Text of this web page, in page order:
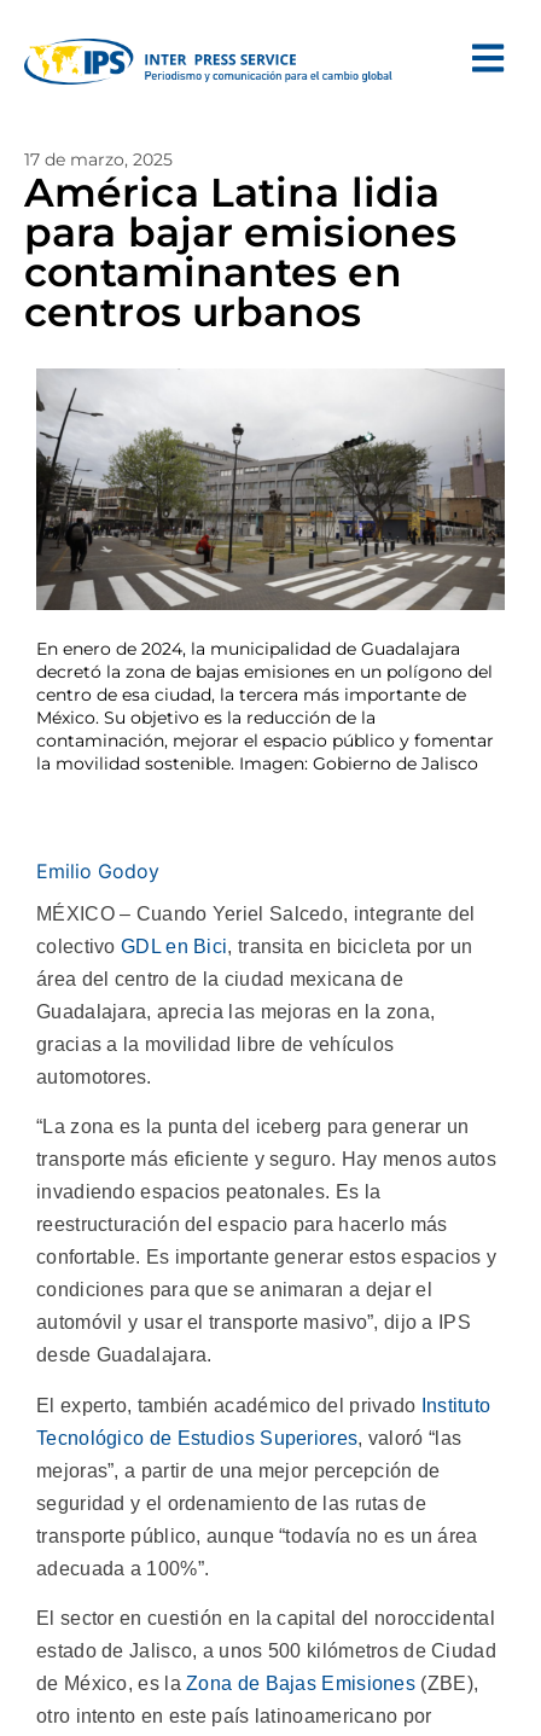
17 de marzo, 2025
América Latina lidia
para bajar emisiones
contaminantes en
centros urbanos
En enero de 2024, la municipalidad de Guadalajara
decretó la zona de bajas emisiones en un polígono del
centro de esa ciudad, la tercera más importante de
México. Su objetivo es la reducción de la
contaminación, mejorar el espacio público y fomentar
la movilidad sostenible. Imagen: Gobierno de Jalisco
Emilio Godoy
MÉXICO – Cuando Yeriel Salcedo, integrante del
colectivo GDL en Bici, transita en bicicleta por un
área del centro de la ciudad mexicana de
Guadalajara, aprecia las mejoras en la zona,
gracias a la movilidad libre de vehículos
automotores.
“La zona es la punta del iceberg para generar un
transporte más eficiente y seguro. Hay menos autos
invadiendo espacios peatonales. Es la
reestructuración del espacio para hacerlo más
confortable. Es importante generar estos espacios y
condiciones para que se animaran a dejar el
automóvil y usar el transporte masivo”, dijo a IPS
desde Guadalajara.
El experto, también académico del privado Instituto
Tecnológico de Estudios Superiores, valoró “las
mejoras”, a partir de una mejor percepción de
seguridad y el ordenamiento de las rutas de
transporte público, aunque “todavía no es un área
adecuada a 100%”.
El sector en cuestión en la capital del noroccidental
estado de Jalisco, a unos 500 kilómetros de Ciudad
de México, es laZona de Bajas Emisiones (ZBE),
otro intento en este país latinoamericano por